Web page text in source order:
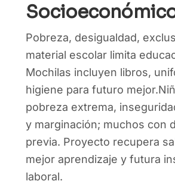
Pobreza, desigualdad,
material escolar limita
Mochilas incluyen libros,
higiene para futuro
pobreza extrema,
y marginación; muchos con
previa. Proyecto recupera
mejor aprendizaje y futura
laboral.